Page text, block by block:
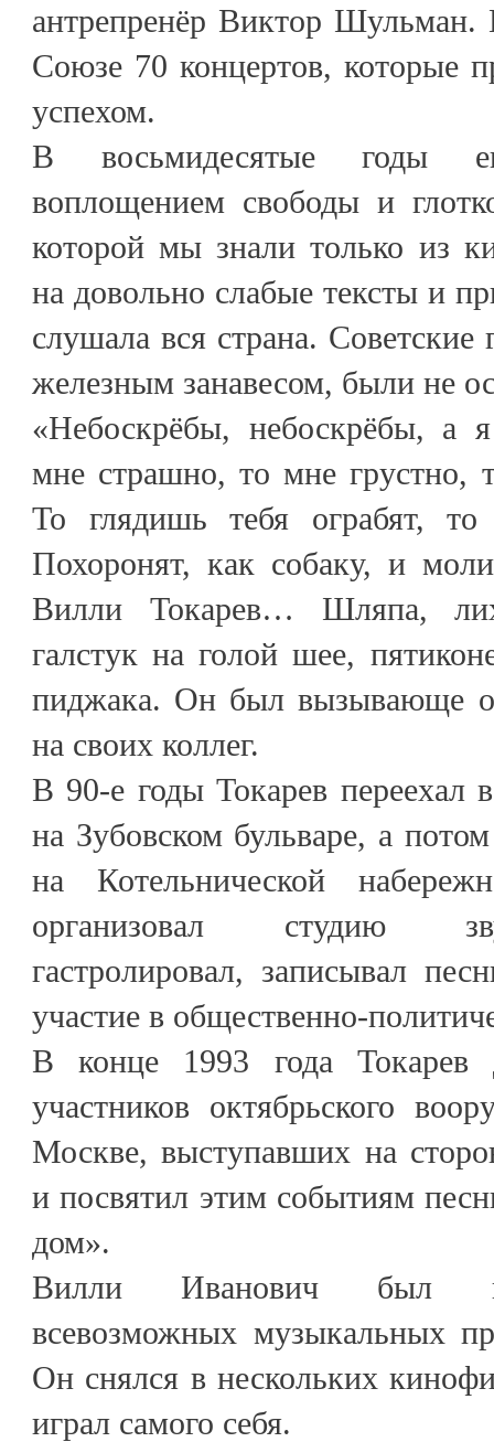
антрепренёр Виктор
Союзе 70 концертов, которые
успехом.
В восьмидесятые годы
воплощением свободы и
которой мы знали только из
на довольно слабые тексты и
слушала вся страна.
железным занавесом, были не
«Небоскрёбы, небоскрёбы, а
мне страшно, то мне грустно,
То глядишь тебя ограбят,
Похоронят, как собаку, и
Вилли Токарев… Шляпа,
галстук на голой шее,
пиджака. Он был вызывающе
на своих коллег.
В 90-е годы Токарев переехал
на Зубовском бульваре, а
на Котельнической
организовал студию
гастролировал, записывал
участие в общественно-
В конце 1993 года Токарев
участников октябрьского
Москве, выступавших на
и посвятил этим событиям
дом».
Вилли Иванович был
всевозможных музыкальных
Он снялся в нескольких
играл самого себя.